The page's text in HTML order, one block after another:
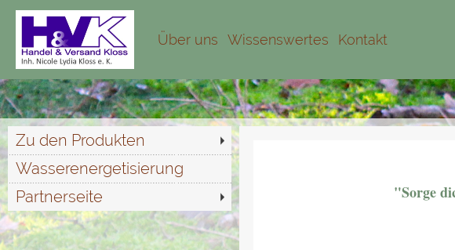
Über uns Wissenswertes Kontakt
Zu den Produkten
Wasserenergetisierung
Partnerseite
"Sorge